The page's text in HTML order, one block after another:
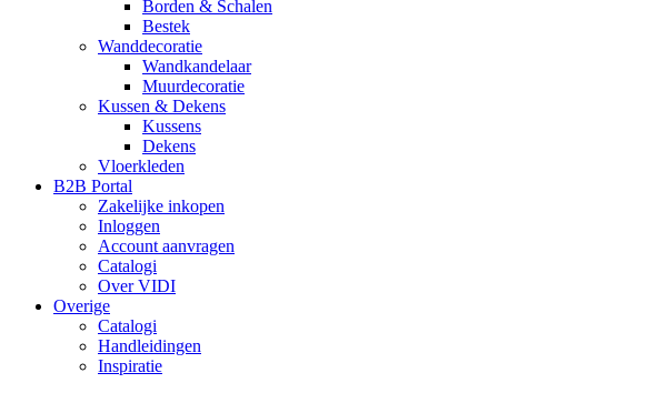
Borden & Schalen
Bestek
Wanddecoratie
Wandkandelaar
Muurdecoratie
Kussen & Dekens
Kussens
Dekens
Vloerkleden
B2B Portal
Zakelijke inkopen
Inloggen
Account aanvragen
Catalogi
Over VIDI
Overige
Catalogi
Handleidingen
Inspiratie